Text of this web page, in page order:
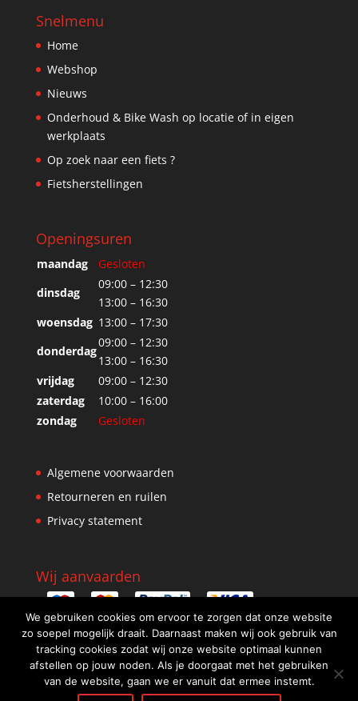
Snelmenu
Home
Webshop
Nieuws
Onderhoud & Bike Wash op locatie of in eigen
werkplaats
Op zoek naar een fiets ?
Fietsherstellingen
Openingsuren
maandag
Gesloten
dinsdag
09:00 – 12:30
13:00 – 16:30
woensdag 13:00 – 17:30
donderdag
09:00 – 12:30
13:00 – 16:30
vrijdag
09:00 – 12:30
zaterdag
10:00 – 16:00
zondag
Gesloten
Algemene voorwaarden
Retourneren en ruilen
Privacy statement
Wij aanvaarden
We gebruiken cookies om ervoor te zorgen dat onze website
zo soepel mogelijk draait. Daarnaast maken wij ook gebruik van
tracking cookies zodat wij onze website optimaal kunnen
afstellen op jouw noden. Als je doorgaat met het gebruiken
van de website, gaan we er vanuit dat ermee instemt.